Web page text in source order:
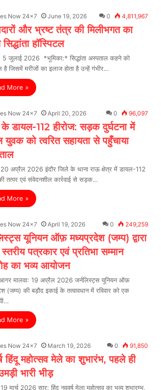
Now 24x7 June 19, 2026 0 4,811,967
और भ्रष्ट तंत्र की मिलीभगत का
सिद्धांता हॉस्पिटल
5 जुलाई 2026 *भूमिका:* सिद्धांता अस्पताल कहने को
है जिसमें मरीजों का इलाज होता है उन्हें गंभीर…
More »
Now 24x7 April 20, 2026 0 96,097
के डायल-112 हीरोज: सड़क दुर्घटना में
युवक को त्वरित सहायता से पहुँचाया
20 अप्रैल 2026 इंदौर जिले के थाना राऊ क्षेत्र में डायल-112
तत्पर एवं संवेदनशील कार्रवाई से सड़क…
More »
Now 24x7 April 19, 2026 0 249,259
यूनियन ऑफ़ मध्यप्रदेश (जम्प) द्वारा
स्तरीय पत्रकार एवं प्रतिभा सम्मान
का भव्य आयोजन
मालवा: 19 अप्रैल 2026 जर्नलिस्ट्स यूनियन ऑफ़
(जम्प) की बड़ौद इकाई के तत्वावधान में रविवार को एक
More »
Now 24x7 March 19, 2026 0 91,850
हिंदू महोत्सव मेले का शुभारंभ, पहले ही
भारी भीड़
मार्च 2026 सार: हिंदू नववर्ष मेला महोत्सव का भव्य शुभारम्भ,